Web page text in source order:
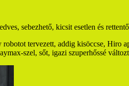
sebezhető, kicsit esetlen és
tervezett, addig kisöccse,
szel, sőt, igazi szuperhőssé